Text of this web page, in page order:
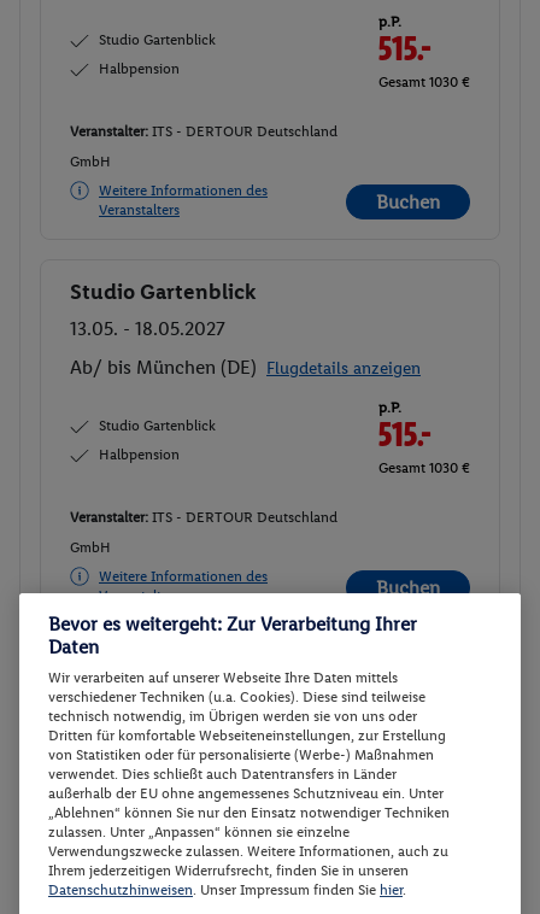
Studio Gartenblick
Halbpension
p.P.
515.-
Gesamt 1030 €
Veranstalter: ITS - DERTOUR Deutschland
GmbH
Weitere Informationen des
Veranstalters
Buchen
Buchen
Studio Gartenblick
13.05. - 18.05.2027
Ab/ bis München (DE) Flugdetails anzeigen
Studio Gartenblick
Halbpension
p.P.
515.-
Gesamt 1030 €
Veranstalter: ITS - DERTOUR Deutschland
GmbH
Weitere Informationen des
Veranstalters
Buchen
Buchen
Studio Gartenblick
14.05. - 19.05.2027
Ab/ bis München (DE) Flugdetails anzeigen
Studio Gartenblick
Halbpension
p.P.
515.-
Gesamt 1030 €
ITS - DERTOUR Deutschland
Bevor es weitergeht: Zur Verarbeitung Ihrer
Daten
Wir verarbeiten auf unserer Webseite Ihre Daten mittels
verschiedener Techniken (u.a. Cookies). Diese sind teilweise
technisch notwendig, im Übrigen werden sie von uns oder
Dritten für komfortable Webseiteneinstellungen, zur Erstellung
von Statistiken oder für personalisierte (Werbe-) Maßnahmen
verwendet. Dies schließt auch Datentransfers in Länder
außerhalb der EU ohne angemessenes Schutzniveau ein. Unter
„Ablehnen“ können Sie nur den Einsatz notwendiger Techniken
zulassen. Unter „Anpassen“ können sie einzelne
Verwendungszwecke zulassen. Weitere Informationen, auch zu
Ihrem jederzeitigen Widerrufsrecht, finden Sie in unseren
Datenschutzhinweisen . Unser Impressum finden Sie hier.